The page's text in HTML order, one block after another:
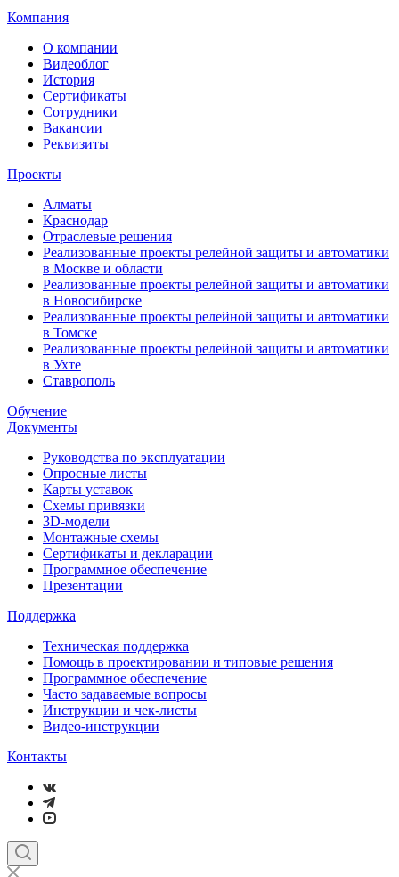
Компания
О компании
Видеоблог
История
Сертификаты
Сотрудники
Вакансии
Реквизиты
Проекты
Алматы
Краснодар
Отраслевые решения
Реализованные проекты релейной защиты и автоматики
в Москве и области
Реализованные проекты релейной защиты и автоматики
в Новосибирске
Реализованные проекты релейной защиты и автоматики
в Томске
Реализованные проекты релейной защиты и автоматики
в Ухте
Ставрополь
Обучение
Документы
Руководства по эксплуатации
Опросные листы
Карты уставок
Схемы привязки
3D-модели
Монтажные схемы
Сертификаты и декларации
Программное обеспечение
Презентации
Поддержка
Техническая поддержка
Помощь в проектировании и типовые решения
Программное обеспечение
Часто задаваемые вопросы
Инструкции и чек-листы
Видео-инструкции
Контакты